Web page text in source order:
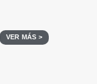
VER MÁS >